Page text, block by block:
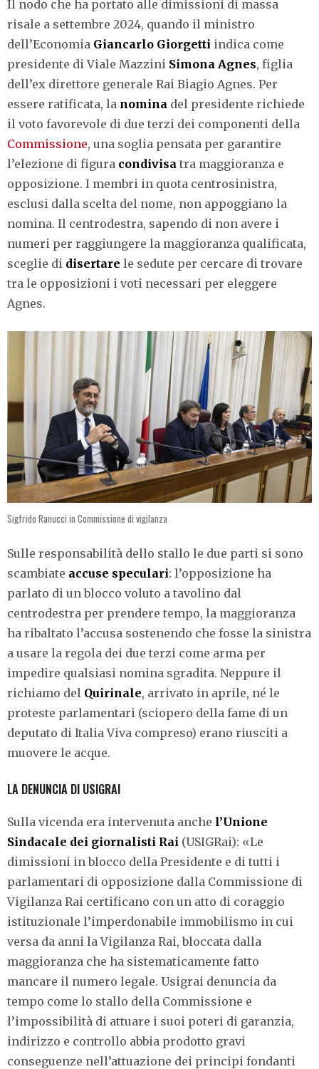
Il nodo che ha portato alle dimissioni di massa
risale a settembre 2024, quando il ministro
dell’Economia Giancarlo Giorgetti indica come
presidente di Viale Mazzini Simona Agnes, figlia
dell’ex direttore generale Rai Biagio Agnes. Per
essere ratificata, la nomina del presidente richiede
il voto favorevole di due terzi dei componenti della
Commissione, una soglia pensata per garantire
l’elezione di figura condivisa tra maggioranza e
opposizione. I membri in quota centrosinistra,
esclusi dalla scelta del nome, non appoggiano la
nomina. Il centrodestra, sapendo di non avere i
numeri per raggiungere la maggioranza qualificata,
sceglie di disertare le sedute per cercare di trovare
tra le opposizioni i voti necessari per eleggere
Agnes.
Sigfrido Ranucci in Commissione di vigilanza
Sulle responsabilità dello stallo le due parti si sono
scambiate accuse speculari: l’opposizione ha
parlato di un blocco voluto a tavolino dal
centrodestra per prendere tempo, la maggioranza
ha ribaltato l’accusa sostenendo che fosse la sinistra
a usare la regola dei due terzi come arma per
impedire qualsiasi nomina sgradita. Neppure il
richiamo del Quirinale, arrivato in aprile, né le
proteste parlamentari (sciopero della fame di un
deputato di Italia Viva compreso) erano riusciti a
muovere le acque.
LA DENUNCIA DI USIGRAI
Sulla vicenda era intervenuta anche l’Unione
Sindacale dei giornalisti Rai (USIGRai): «Le
dimissioni in blocco della Presidente e di tutti i
parlamentari di opposizione dalla Commissione di
Vigilanza Rai certificano con un atto di coraggio
istituzionale l’imperdonabile immobilismo in cui
versa da anni la Vigilanza Rai, bloccata dalla
maggioranza che ha sistematicamente fatto
mancare il numero legale. Usigrai denuncia da
tempo come lo stallo della Commissione e
l’impossibilità di attuare i suoi poteri di garanzia,
indirizzo e controllo abbia prodotto gravi
conseguenze nell’attuazione dei principi fondanti